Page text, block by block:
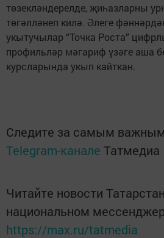
төзекләндерелде, җиһазларны
төгәлләнеп килә. Әлеге
укытучылар “Точка Роста”
профильләр мәгариф үзәге аша
курсларында укып кайткан.
Следите за самым
Telegram-канале Татмедиа
Читайте новости
национальном
https://max.ru/tatmedia